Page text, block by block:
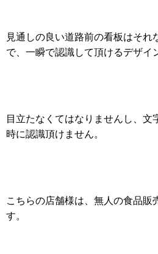
見通しの良い道路前の看板はそれ
で、一瞬で認識して頂けるデザイ
目立たなくてはなりませんし、文
時に認識頂けません。
こちらの店舗様は、無人の食品販
す。